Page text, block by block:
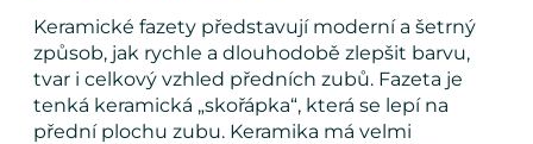
Keramické fazety představují moderní a šetrný
způsob, jak rychle a dlouhodobě zlepšit barvu,
tvar i celkový vzhled předních zubů. Fazeta je
tenká keramická „skořápka“, která se lepí na
přední plochu zubu. Keramika má velmi